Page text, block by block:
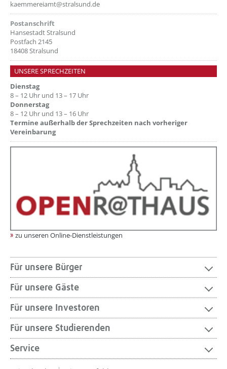
kaemmereiamt@stralsund.de
Postanschrift
Hansestadt Stralsund
Postfach 2145
18408 Stralsund
UNSERE SPRECHZEITEN
Dienstag
8 – 12 Uhr und 13 – 17 Uhr
Donnerstag
8 – 12 Uhr und 13 – 16 Uhr
Termine außerhalb der Sprechzeiten nach vorheriger
Vereinbarung
zu unseren Online-Dienstleistungen
Für unsere Bürger
Für unsere Gäste
Für unsere Investoren
Für unsere Studierenden
Service